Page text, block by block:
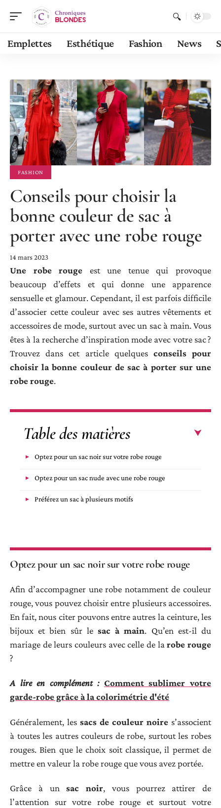
Emplettes Esthétique Fashion News
FASHION
Conseils pour choisir la
bonne couleur de sac à
porter avec une robe rouge
14 mars 2023
Une robe rouge est une tenue qui provoque
beaucoup d’effets et qui donne une apparence
sensuelle et glamour. Cependant, il est parfois difficile
d’associer cette couleur avec ses autres vêtements et
accessoires de mode, surtout avec un sac à main. Vous
êtes à la recherche d’inspiration mode avec votre sac ?
Trouvez dans cet article quelques conseils pour
choisir la bonne couleur de sac à porter sur une
robe rouge.
Table des matières
Optez pour un sac noir sur votre robe rouge
Optez pour un sac nude avec une robe rouge
Préférez un sac à plusieurs motifs
Optez pour un sac noir sur votre robe rouge
Afin d’accompagner une robe notamment de couleur
rouge, vous pouvez choisir entre plusieurs accessoires.
En fait, nous citer pouvons entre autres la ceinture, les
bijoux et bien sûr le sacà main. Qu’en est-il du
mariage de leurs couleurs avec celle de larobe rouge
?
A lire en complément : Comment sublimer votre
garde-robe grâce à la colorimétrie d'été
Généralement, les sacs de couleur noire s’associent
à toutes les autres couleurs de robe, surtout les robes
rouges. Bien que le choix soit classique, il permet de
mettre en valeur la robe rouge que vous avez portée.
Grâce à unsac noir, vous pourrez attirer de
l’attention sur votre robe rouge et surtout votre